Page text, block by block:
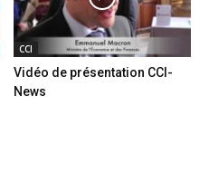
CCI
Vidéo de présentation CCI-
News